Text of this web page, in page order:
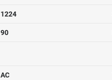
1224
90
AC